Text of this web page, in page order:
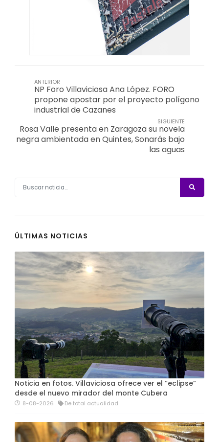
ANTERIOR
NP Foro Villaviciosa Ana López. FORO
propone apostar por el proyecto polígono
industrial de Cazanes
SIGUIENTE
Rosa Valle presenta en Zaragoza su novela
negra ambientada en Quintes, Sonarás bajo
las aguas
ÚLTIMAS NOTICIAS
Noticia en fotos. Villaviciosa ofrece ver el “eclipse”
desde el nuevo mirador del monte Cubera
8-08-2026 De total actualidad